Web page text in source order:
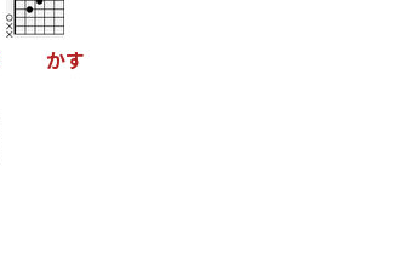
かす